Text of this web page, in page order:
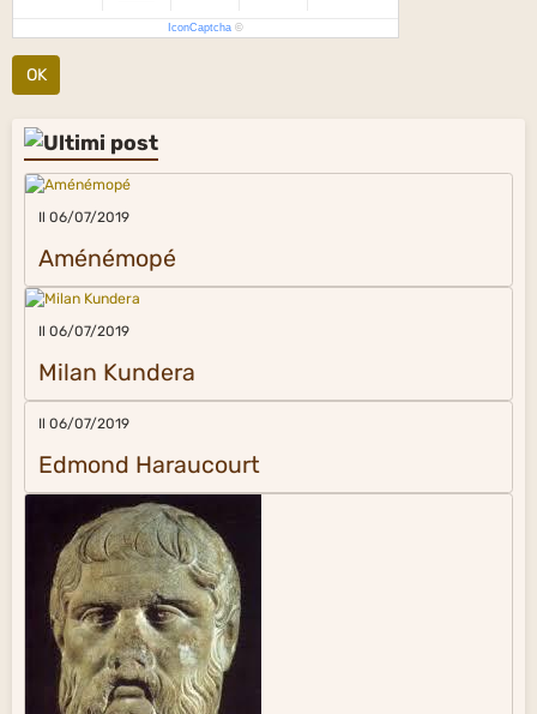
IconCaptcha ©
OK
Il 06/07/2019
Aménémopé
Il 06/07/2019
Milan Kundera
Il 06/07/2019
Edmond Haraucourt